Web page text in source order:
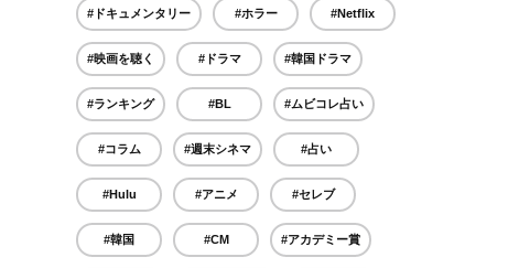
#ドキュメンタリー #ホラー #Netflix
#映画を聴く #ドラマ #韓国ドラマ
#ランキング #BL #ムビコレ占い
#コラム #週末シネマ #占い
#Hulu #アニメ #セレブ
#韓国 #CM #アカデミー賞